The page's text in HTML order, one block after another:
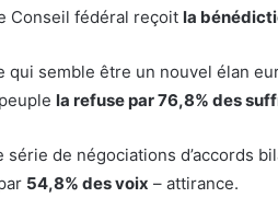
Conseil fédéral reçoit la
qui semble être un nouvel élan
la refuse par 76,8% des
série de négociations d’accords
54,8% des voix – attirance.